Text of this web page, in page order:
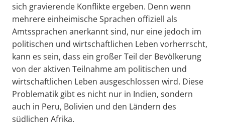
sich gravierende Konflikte ergeben. Denn wenn
mehrere einheimische Sprachen offiziell als
Amtssprachen anerkannt sind, nur eine jedoch im
politischen und wirtschaftlichen Leben vorherrscht,
kann es sein, dass ein großer Teil der Bevölkerung
von der aktiven Teilnahme am politischen und
wirtschaftlichen Leben ausgeschlossen wird. Diese
Problematik gibt es nicht nur in Indien, sondern
auch in Peru, Bolivien und den Ländern des
südlichen Afrika.